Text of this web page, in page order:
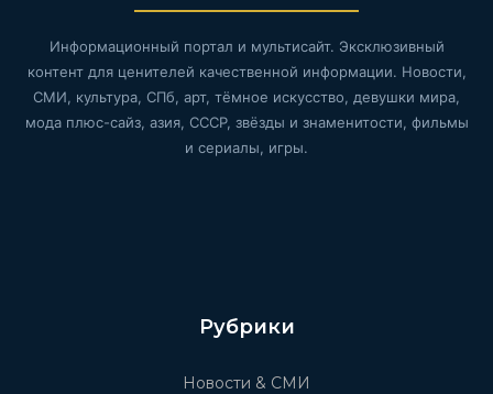
Информационный портал и мультисайт. Эксклюзивный
контент для ценителей качественной информации. Новости,
СМИ, культура, СПб, арт, тёмное искусство, девушки мира,
мода плюс-сайз, азия, СССР, звёзды и знаменитости, фильмы
и сериалы, игры.
Рубрики
Новости & СМИ